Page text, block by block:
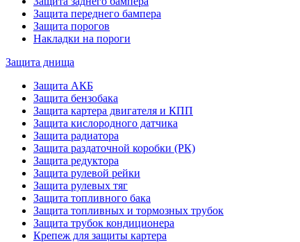
Защита переднего бампера
Защита порогов
Накладки на пороги
Защита днища
Защита АКБ
Защита бензобака
Защита картера двигателя и КПП
Защита кислородного датчика
Защита радиатора
Защита раздаточной коробки (РК)
Защита редуктора
Защита рулевой рейки
Защита рулевых тяг
Защита топливного бака
Защита топливных и тормозных трубок
Защита трубок кондиционера
Крепеж для защиты картера